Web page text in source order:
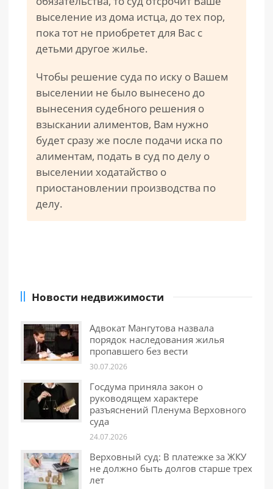
выселение из дома истца, до тех пор,
пока тот не приобретет для Вас с
детьми другое жилье.
Чтобы решение суда по иску о Вашем
выселении не было вынесено до
вынесения судебного решения о
взыскании алиментов, Вам нужно
будет сразу же после подачи иска по
алиментам, подать в суд по делу о
выселении ходатайство о
приостановлении производства по
делу.
Новости недвижимости
Адвокат Мангутова назвала
порядок наследования жилья
пропавшего без вести
30.07.2026
Госдума приняла закон о
руководящем характере
разъяснений Пленума Верховного
суда
24.07.2026
Верховный суд: В платежке за ЖКУ
не должно быть долгов старше трех
лет